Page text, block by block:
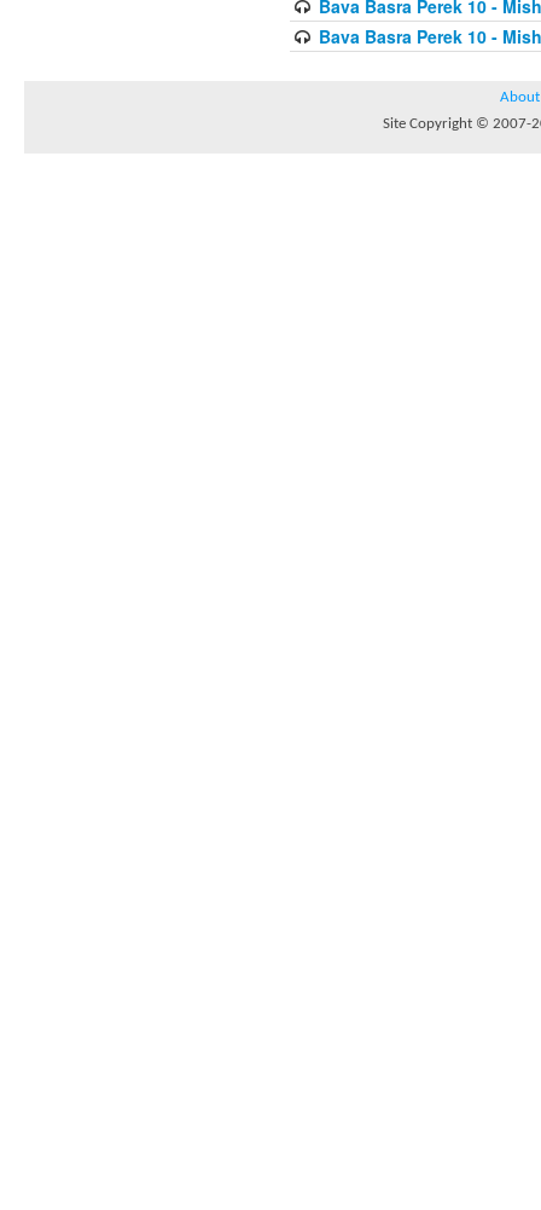
Bava Basra Perek 10 -
Bava Basra Perek 10 -
About
Site Copyright © 2007-